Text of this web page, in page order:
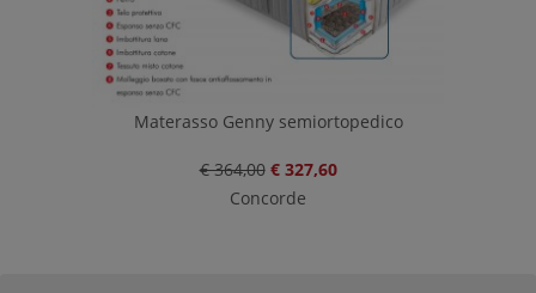
Materasso Genny semiortopedico
€ 364,00 € 327,60
Concorde